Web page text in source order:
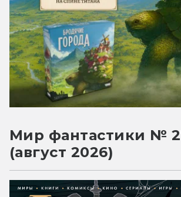
Мир фантастики №
(август 2026)